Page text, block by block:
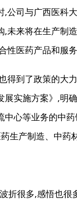
公司与广西医科
未来将在生产制
医药产品和服务
到了政策的大
实施方案》,明
心等业务的中
生产制造、中药
很多,感悟也很